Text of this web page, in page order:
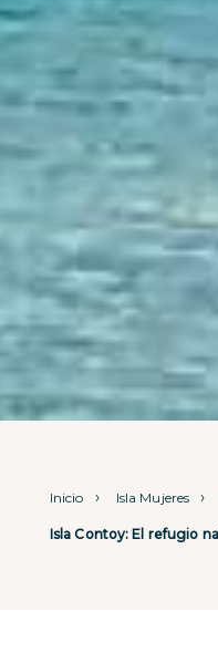
Inicio Isla Mujeres
Isla Contoy: El refugio